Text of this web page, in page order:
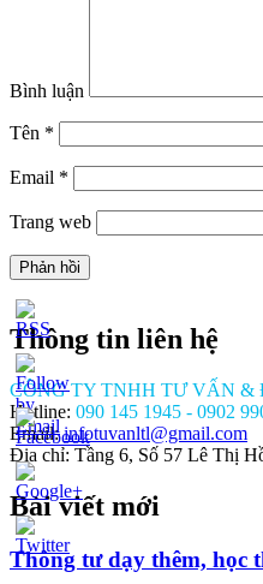
Bình luận
Tên *
Email *
Trang web
ho-
Thông tin liên hệ
CÔNG TY TNHH TƯ VẤN &
Hotline: 090 145 1945 - 0902
Email:infotuvanltl@gmail.com
Địa chỉ: Tầng 6, Số 57 Lê Thị
Bài viết mới
Thông tư dạy thêm, học